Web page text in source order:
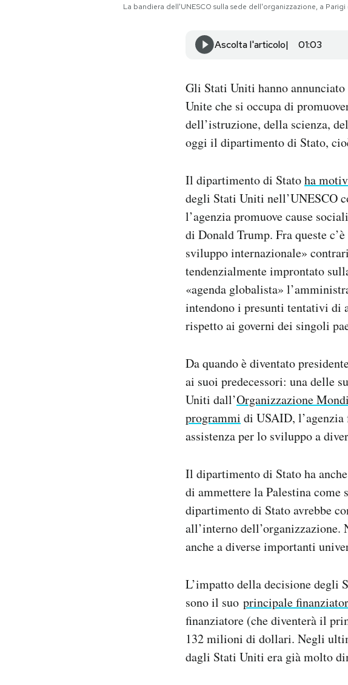
La bandiera dell'UNESCO sulla sede dell'organizzazione, a
Ascolta l'articolo 01:03
Gli Stati Uniti hanno annunciato
Unite che si occupa di
dell’istruzione, della scienza,
oggi il dipartimento di Stato,
Il dipartimento di Statoha
degli Stati Uniti nell’UNESCO
l’agenzia promuove cause
di Donald Trump. Fra queste
sviluppo internazionale»
tendenzialmente improntato
«agenda globalista»
intendono i presunti tentativi di
rispetto ai governi dei singoli
Da quando è diventato
ai suoi predecessori: una delle
Uniti dall’Organizzazione
programmi di USAID,
assistenza per lo sviluppo a
Il dipartimento di Stato ha
di ammettere la Palestina come
dipartimento di Stato avrebbe
all’interno
anche a diverse importanti
L’impatto della decisione degli
sono il suo principale
finanziatore (che diventerà il
132 milioni di dollari. Negli
dagli Stati Uniti era già molto